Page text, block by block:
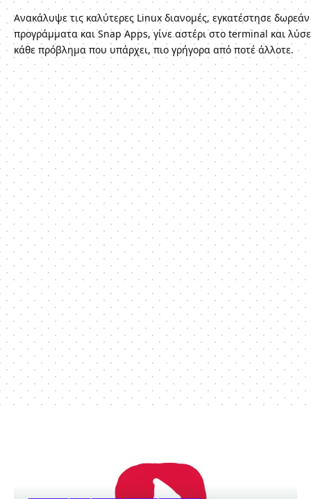
Ανακάλυψε τις καλύτερες Linux διανομές, εγκατέστησε δωρεάν
προγράμματα και Snap Apps, γίνε αστέρι στο terminal και λύσε
κάθε πρόβλημα που υπάρχει, πιο γρήγορα από ποτέ άλλοτε.